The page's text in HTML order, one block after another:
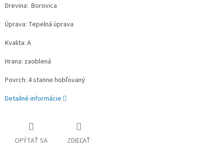
Drevina: Borovica
Úprava: Tepelná úprava
Kvalita: A
Hrana: zaoblená
Povrch: 4 stanne hobľovaný
Detailné informácie
OPÝTAŤ SA ZDIEĽAŤ